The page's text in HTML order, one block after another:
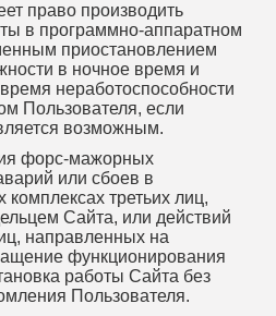
право производить
в программно-аппаратном
приостановлением
в ночное время и
неработоспособности
Пользователя, если
возможным.
форс-мажорных
или сбоев в
третьих лиц,
Сайта, или действий
направленных на
функционирования
работы Сайта без
Пользователя.